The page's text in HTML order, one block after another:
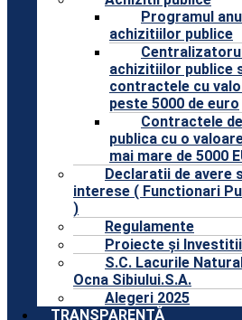
Programul
achizitiilor publice
Centralizatorul
achizitiilor publice
contractele cu
peste 5000 de euro
Contractele
publica cu o
mai mare de 5000
Declaratii de avere
interese ( Functionari
)
Regulamente
Proiecte și Investitii
S.C. Lacurile
Ocna Sibiului.S.A.
Alegeri 2025
TRANSPARENȚĂ